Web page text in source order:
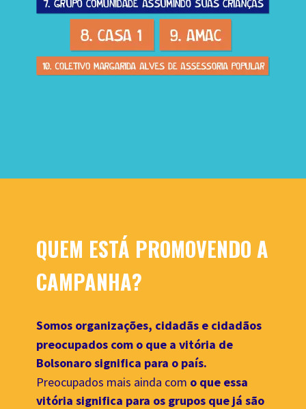
QUEM ESTÁ PROMOVENDO A
CAMPANHA?
Somos organizações, cidadãs e cidadãos
preocupados com o que a vitória de
Bolsonaro significa para o país.
Preocupados mais ainda com o que essa
vitória significa para os grupos que já são